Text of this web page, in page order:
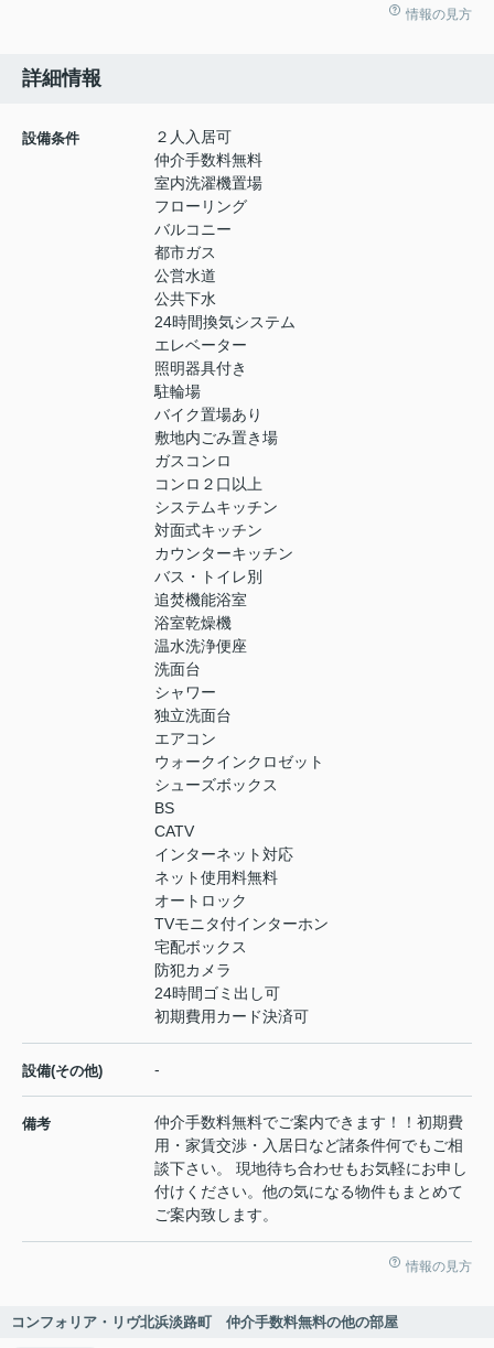
情報の見方
詳細情報
設備条件
２人入居可
仲介手数料無料
室内洗濯機置場
フローリング
バルコニー
都市ガス
公営水道
公共下水
24時間換気システム
エレベーター
照明器具付き
駐輪場
バイク置場あり
敷地内ごみ置き場
ガスコンロ
コンロ２口以上
システムキッチン
対面式キッチン
カウンターキッチン
バス・トイレ別
追焚機能浴室
浴室乾燥機
温水洗浄便座
洗面台
シャワー
独立洗面台
エアコン
ウォークインクロゼット
シューズボックス
BS
CATV
インターネット対応
ネット使用料無料
オートロック
TVモニタ付インターホン
宅配ボックス
防犯カメラ
24時間ゴミ出し可
初期費用カード決済可
設備(その他) -
備考
仲介手数料無料でご案内できます！！初期費
用・家賃交渉・入居日など諸条件何でもご相
談下さい。 現地待ち合わせもお気軽にお申し
付けください。他の気になる物件もまとめて
ご案内致します。
情報の見方
コンフォリア・リヴ北浜淡路町 仲介手数料無料の他の部屋